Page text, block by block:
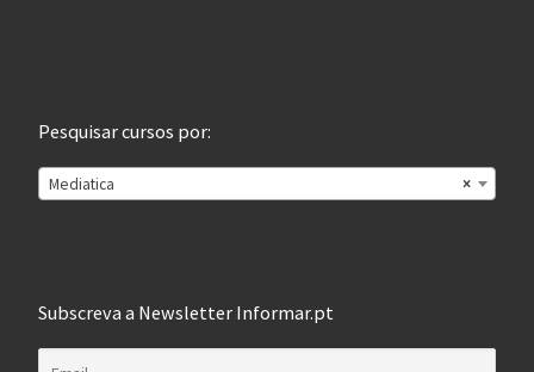
Pesquisar cursos por:
×
Mediatica
Subscreva a Newsletter Informar.pt